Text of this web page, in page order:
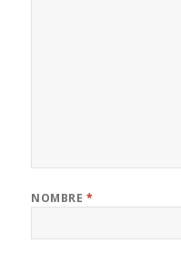
NOMBRE *